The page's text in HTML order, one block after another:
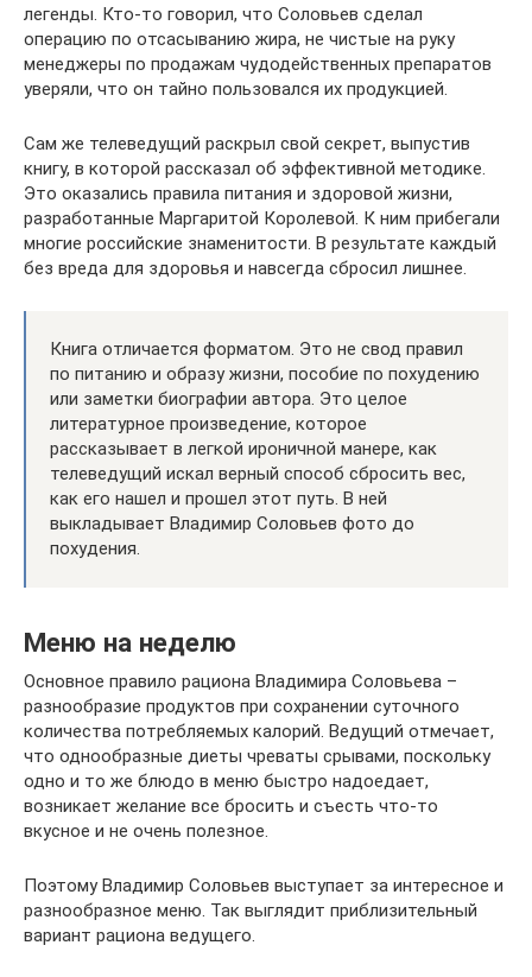
легенды. Кто-то говорил, что Соловьев сделал
операцию по отсасыванию жира, не чистые на руку
менеджеры по продажам чудодейственных препаратов
уверяли, что он тайно пользовался их продукцией.
Сам же телеведущий раскрыл свой секрет, выпустив
книгу, в которой рассказал об эффективной методике.
Это оказались правила питания и здоровой жизни,
разработанные Маргаритой Королевой. К ним прибегали
многие российские знаменитости. В результате каждый
без вреда для здоровья и навсегда сбросил лишнее.
Книга отличается форматом. Это не свод правил
по питанию и образу жизни, пособие по похудению
или заметки биографии автора. Это целое
литературное произведение, которое
рассказывает в легкой ироничной манере, как
телеведущий искал верный способ сбросить вес,
как его нашел и прошел этот путь. В ней
выкладывает Владимир Соловьев фото до
похудения.
Меню на неделю
Основное правило рациона Владимира Соловьева –
разнообразие продуктов при сохранении суточного
количества потребляемых калорий. Ведущий отмечает,
что однообразные диеты чреваты срывами, поскольку
одно и то же блюдо в меню быстро надоедает,
возникает желание все бросить и съесть что-то
вкусное и не очень полезное.
Поэтому Владимир Соловьев выступает за интересное и
разнообразное меню. Так выглядит приблизительный
вариант рациона ведущего.